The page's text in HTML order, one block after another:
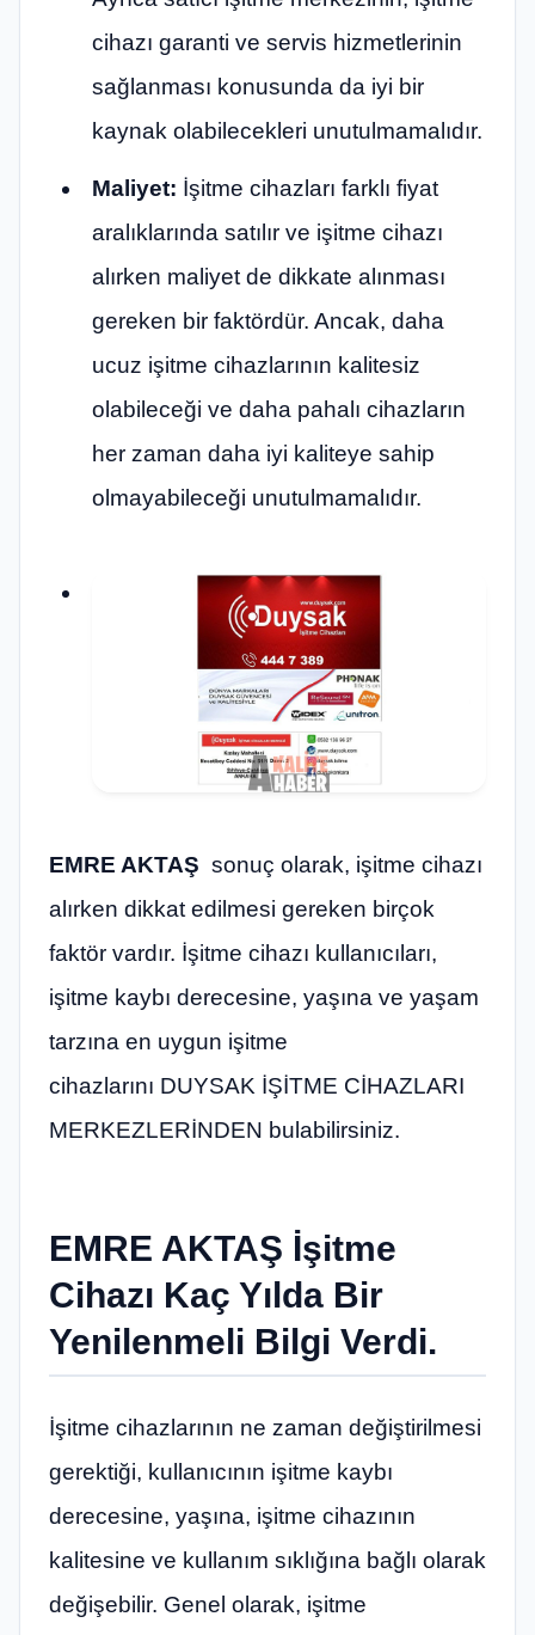
cihazı garanti ve servis hizmetlerinin
sağlanması konusunda da iyi bir
kaynak olabilecekleri unutulmamalıdır.
Maliyet: İşitme cihazları farklı fiyat
aralıklarında satılır ve işitme cihazı
alırken maliyet de dikkate alınması
gereken bir faktördür. Ancak, daha
ucuz işitme cihazlarının kalitesiz
olabileceği ve daha pahalı cihazların
her zaman daha iyi kaliteye sahip
olmayabileceği unutulmamalıdır.
EMRE AKTAŞ sonuç olarak, işitme cihazı
alırken dikkat edilmesi gereken birçok
faktör vardır. İşitme cihazı kullanıcıları,
işitme kaybı derecesine, yaşına ve yaşam
tarzına en uygun işitme
cihazlarını DUYSAK İŞİTME CİHAZLARI
MERKEZLERİNDEN bulabilirsiniz.
EMRE AKTAŞ İşitme
Cihazı Kaç Yılda Bir
Yenilenmeli Bilgi Verdi.
İşitme cihazlarının ne zaman değiştirilmesi
gerektiği, kullanıcının işitme kaybı
derecesine, yaşına, işitme cihazının
kalitesine ve kullanım sıklığına bağlı olarak
değişebilir. Genel olarak, işitme